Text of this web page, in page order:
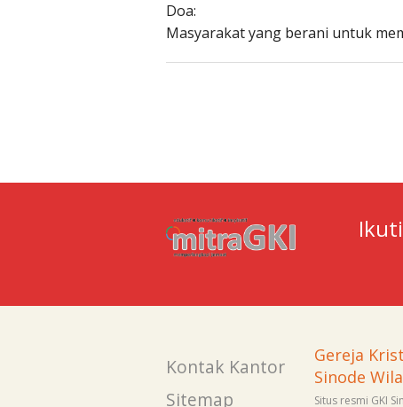
Doa:
Masyarakat yang berani untuk
Kontak Kantor
Sitemap
Gereja
Sinode
Situs resmi GKI